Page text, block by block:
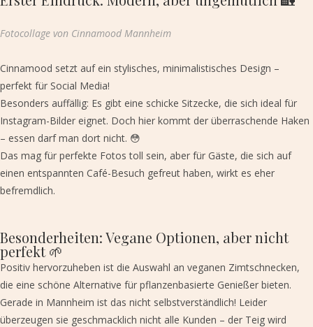
Fotocollage von Cinnamood Mannheim
Cinnamood setzt auf ein stylisches, minimalistisches Design –
perfekt für Social Media!
Besonders auffällig: Es gibt eine schicke Sitzecke, die sich ideal für
Instagram-Bilder eignet. Doch hier kommt der überraschende Haken
– essen darf man dort nicht. 😳
Das mag für perfekte Fotos toll sein, aber für Gäste, die sich auf
einen entspannten Café-Besuch gefreut haben, wirkt es eher
befremdlich.
Besonderheiten: Vegane Optionen, aber nicht
perfekt 🌱
Positiv hervorzuheben ist die Auswahl an veganen Zimtschnecken,
die eine schöne Alternative für pflanzenbasierte Genießer bieten.
Gerade in Mannheim ist das nicht selbstverständlich! Leider
überzeugen sie geschmacklich nicht alle Kunden – der Teig wird